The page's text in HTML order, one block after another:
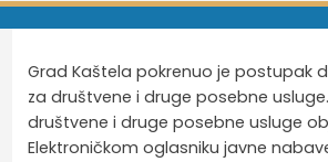
Grad Kaštela pokrenuo je postupak
za društvene i druge posebne
društvene i druge posebne usluge
Elektroničkom oglasniku javne